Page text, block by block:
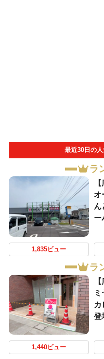
最近30日の
ラ
オ
ん
ー
1,835ビュー
ラ
カ
登
1,440ビュー